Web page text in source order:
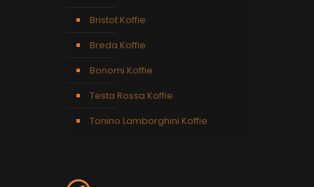
Bristot Koffie
Breda Koffie
Bonomi Koffie
Testa Rossa Koffie
Tonino Lamborghini Koffie